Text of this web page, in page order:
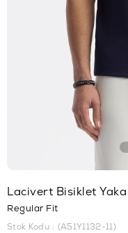
Lacivert Bisiklet
Regular Fit
Stok Kodu (A51Y1132-11)